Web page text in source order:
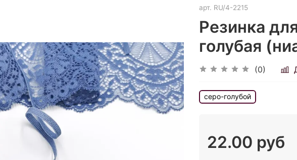
арт. RU/4-2215
Резинка
голубая
(0)
серо-голубой
22.00 руб